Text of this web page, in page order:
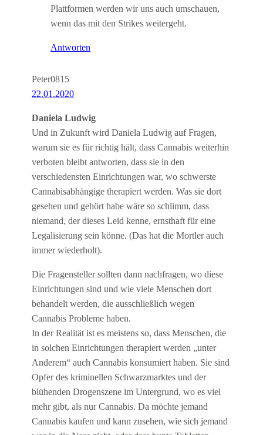
Plattformen werden wir uns auch umschauen,
wenn das mit den Strikes weitergeht.
Antworten
Peter0815
22.01.2020
Daniela Ludwig
Und in Zukunft wird Daniela Ludwig auf Fragen,
warum sie es für richtig hält, dass Cannabis weiterhin
verboten bleibt antworten, dass sie in den
verschiedensten Einrichtungen war, wo schwerste
Cannabisabhängige therapiert werden. Was sie dort
gesehen und gehört habe wäre so schlimm, dass
niemand, der dieses Leid kenne, ernsthaft für eine
Legalisierung sein könne. (Das hat die Mortler auch
immer wiederholt).
Die Fragensteller sollten dann nachfragen, wo diese
Einrichtungen sind und wie viele Menschen dort
behandelt werden, die ausschließlich wegen
Cannabis Probleme haben.
In der Realität ist es meistens so, dass Menschen, die
in solchen Einrichtungen therapiert werden „unter
Anderem“ auch Cannabis konsumiert haben. Sie sind
Opfer des kriminellen Schwarzmarktes und der
blühenden Drogenszene im Untergrund, wo es viel
mehr gibt, als nur Cannabis. Da möchte jemand
Cannabis kaufen und kann zusehen, wie sich jemand